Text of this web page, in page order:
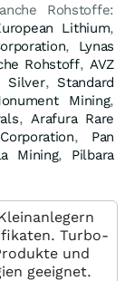
Rohstoffe:
Lithium,
, Lynas
Rohstoff, AVZ
Silver, Standard
Mining,
,Arafura Rare
, Pan
Mining, Pilbara
Turbo-
und
geeignet.